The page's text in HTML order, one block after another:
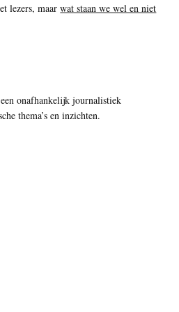
lezers, maarwat staan we wel en niet
onafhankelijk journalistiek
thema’s en inzichten.